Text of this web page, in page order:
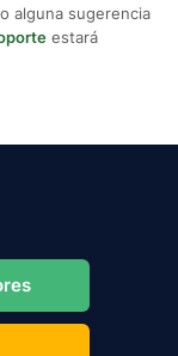
alguna sugerencia
estará